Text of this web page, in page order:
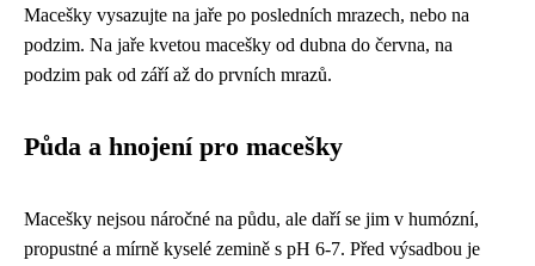
Macešky vysazujte na jaře po posledních mrazech, nebo na
podzim. Na jaře kvetou macešky od dubna do června, na
podzim pak od září až do prvních mrazů.
Půda a hnojení pro macešky
Macešky nejsou náročné na půdu, ale daří se jim v humózní,
propustné a mírně kyselé zemině s pH 6-7. Před výsadbou je